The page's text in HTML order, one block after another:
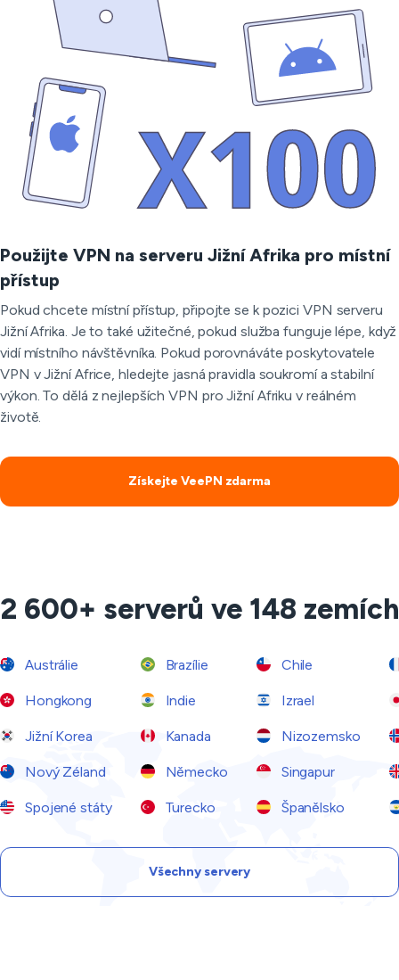
Použijte VPN na serveru Jižní Afrika pro místní
přístup
Pokud chcete místní přístup, připojte se k pozici VPN serveru
Jižní Afrika. Je to také užitečné, pokud služba funguje lépe, když
vidí místního návštěvníka. Pokud porovnáváte poskytovatele
VPN v Jižní Africe, hledejte jasná pravidla soukromí a stabilní
výkon. To dělá z nejlepších VPN pro Jižní Afriku v reálném
životě.
Získejte VeePN zdarma
2 600+ serverů ve 148 zemích
Austrálie Brazílie Chile
Hongkong Indie Izrael
Jižní Korea Kanada Nizozemsko
Nový Zéland Německo Singapur
Spojené státy Turecko Španělsko
Všechny servery